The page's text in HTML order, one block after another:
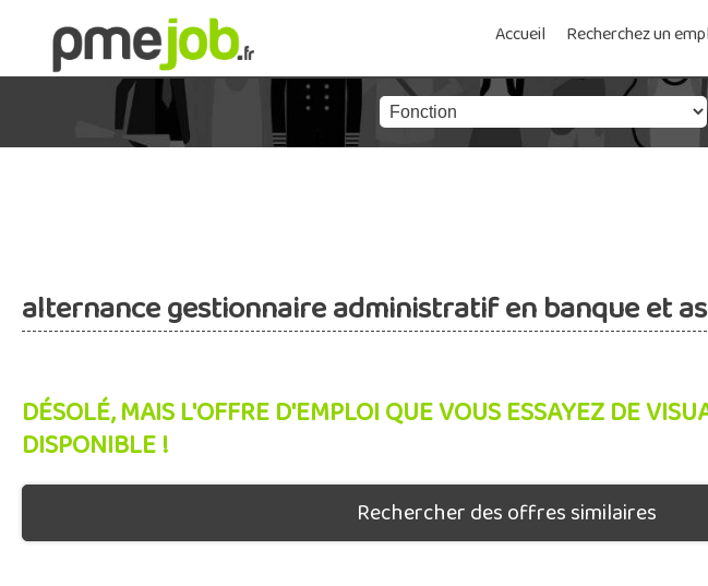
Accueil Recherchez un
alternance gestionnaire administratif en banque et
DÉSOLÉ, MAIS L'OFFRE D'EMPLOI QUE VOUS ESSAYEZ DE
DISPONIBLE !
Rechercher des offres similaires